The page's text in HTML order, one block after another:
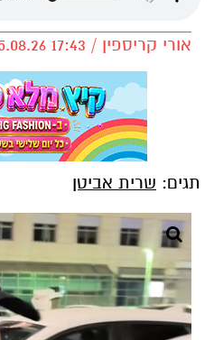
אורי קריספין / 17:43 05.08.26
תגים: שרית אביטן